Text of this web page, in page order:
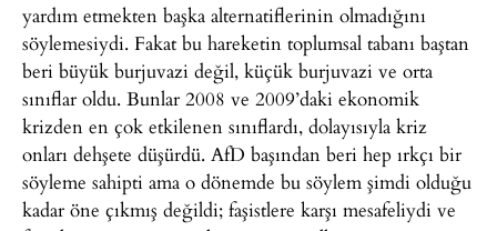
yardım etmekten başka alternatiflerinin olmadığını
söylemesiydi. Fakat bu hareketin toplumsal tabanı baştan
beri büyük burjuvazi değil, küçük burjuvazi ve orta
sınıflar oldu. Bunlar 2008 ve 2009’daki ekonomik
krizden en çok etkilenen sınıflardı, dolayısıyla kriz
onları dehşete düşürdü. AfD başından beri hep ırkçı bir
söyleme sahipti ama o dönemde bu söylem şimdi olduğu
kadar öne çıkmış değildi; faşistlere karşı mesafeliydi ve